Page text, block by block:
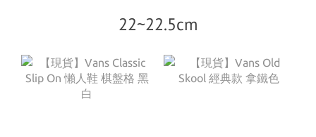
22~22.5cm